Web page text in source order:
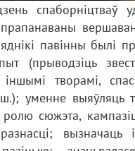
спаборніцтваў
павінны былі
(прыводзіць
іншымі творамі,
уменне выяўляць
сюжэта,
вызначаць